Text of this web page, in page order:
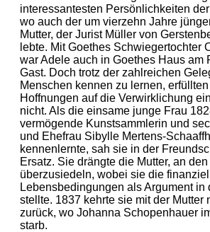
interessantesten Persönlichkeiten
wo auch der um vierzehn Jahre
Mutter, der Jurist Müller von
lebte. Mit Goethes Schwiegertochter
war Adele auch in Goethes Haus am
Gast. Doch trotz der zahlreichen
Menschen kennen zu lernen,
Hoffnungen auf die Verwirklichung
nicht. Als die einsame junge Frau
vermögende Kunstsammlerin und
und Ehefrau Sibylle Mertens-
kennenlernte, sah sie in der
Ersatz. Sie drängte die Mutter, an
überzusiedeln, wobei sie die
Lebensbedingungen als Argument in
stellte. 1837 kehrte sie mit der Mutter
zurück, wo Johanna Schopenhauer
starb.